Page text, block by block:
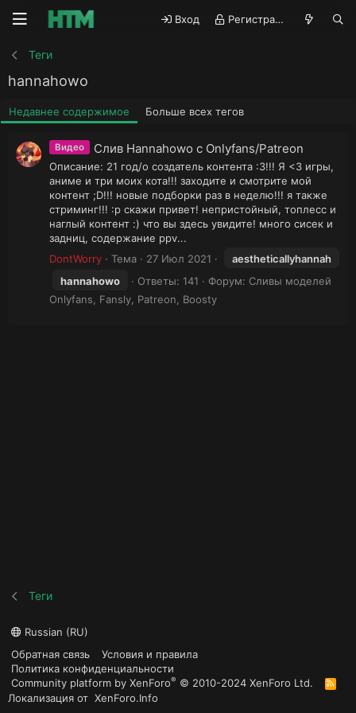
Вход Регистрация
Теги
hannahowo
Недавнее содержимое Больше всех тегов
Видео Слив Hannahowo с Onlyfans/Patreon
Описание: 21 год/о создатель контента :3!!! Я <3 игры,
аниме и три моих кота!!! заходите и смотрите мой
контент ;D!!! новые подборки раз в неделю!!! я также
стриминг!!! :p скажи привет! непристойный, топлесс и
наглый контент :) что вы здесь увидите! много сисек и
задниц, содержание ppv...
DontWorry
Тема 27 Июл 2021
aestheticallyhannah
hannahowo
Ответы: 141 Форум: Сливы моделей
Onlyfans, Fansly, Patreon, Boosty
Теги
Russian (RU)
Обратная связь
Условия и правила
Политика конфиденциальности
Community platform by XenForo® © 2010-2024 XenForo Ltd.
R
S
Локализация от XenForo.Info